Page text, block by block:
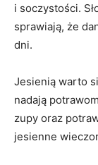
i soczystości.
sprawiają, ​że
dni.
Jesienią warto⁢
nadają
zupy oraz
jesienne